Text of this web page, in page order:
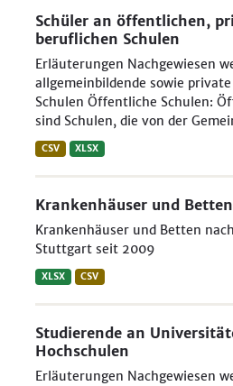
Schüler an öffentlichen,
beruflichen Schulen
Erläuterungen Nachgewiesen
allgemeinbildende sowie
Schulen Öffentliche Schulen:
sind Schulen, die von der
CSV XLSX
Krankenhäuser und Betten
Krankenhäuser und Betten
Stuttgart seit 2009
XLSX CSV
Studierende an
Hochschulen
Erläuterungen Nachgewiesen